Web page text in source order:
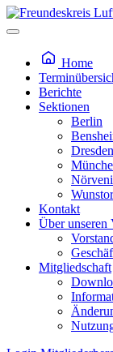
Home
Berichte
Sektionen
Berlin
Dresden
Kontakt
Über unseren
Mitgliedschaft